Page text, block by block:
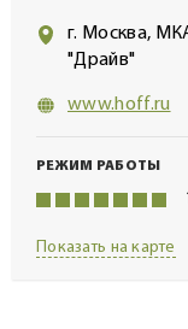
г. Москва,
"Драйв"
www.hoff.ru
РЕЖИМ РАБОТЫ
Показать на карте